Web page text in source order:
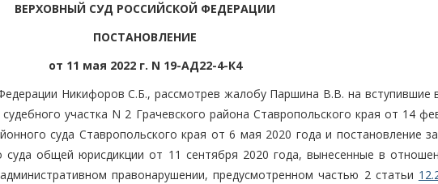
ВЕРХОВНЫЙ СУД РОССИЙСКОЙ ФЕДЕРАЦИИ
ПОСТАНОВЛЕНИЕ
от 11 мая 2022 г. N 19-АД22-4-К4
Никифоров С.Б., рассмотрев жалобу Паршина В.В. на вступившие
участка N 2 Грачевского района Ставропольского края от 14
суда Ставропольского края от 6 мая 2020 года и постановление
суда общей юрисдикции от 11 сентября 2020 года, вынесенные в
правонарушении, предусмотренном частью 2 статьи